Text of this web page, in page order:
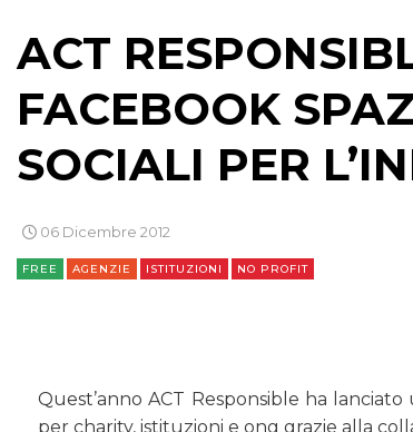
ACT
FACEBOOK
SOCIALI PER
06 Dicembre 2012
FREE AGENZIE ISTITUZIONI NO PROFIT
Quest’anno ACT Responsible ha
per charity, istituzioni e ong grazie alla